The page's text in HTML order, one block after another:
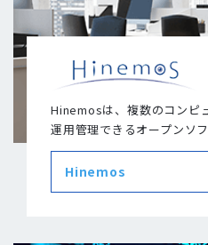
Hinemosは、複数のコンピ
運用管理できるオープンソ
Hinemos